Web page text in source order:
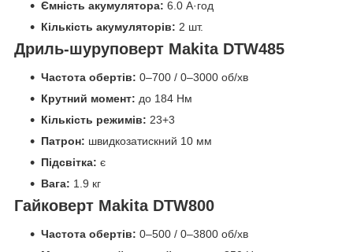
Ємність акумулятора: 6.0 А·год
Кількість акумуляторів: 2 шт.
Дриль-шуруповерт Makita DTW485
Частота обертів: 0–700 / 0–3000 об/хв
Крутний момент: до 184 Нм
Кількість режимів: 23+3
Патрон: швидкозатискний 10 мм
Підсвітка: є
Вага: 1.9 кг
Гайковерт Makita DTW800
Частота обертів: 0–500 / 0–3800 об/хв